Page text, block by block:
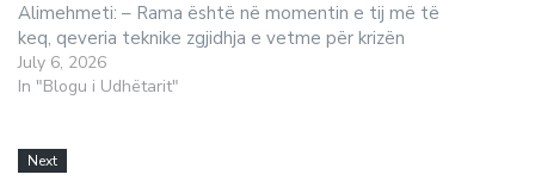
Alimehmeti: – Rama është në momentin e tij më të
keq, qeveria teknike zgjidhja e vetme për krizën
July 6, 2026
In "Blogu i Udhëtarit"
Next